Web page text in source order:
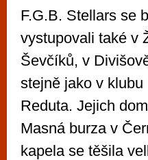
F.G.B. Stellars se
vystupovali také v
Ševčíků, v
stejně jako v
Reduta. Jejich
Masná burza v
kapela se těšila